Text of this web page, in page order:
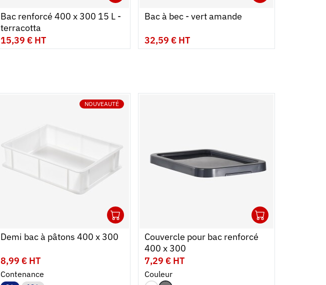
Bac renforcé 400 x 300 15 L -
terracotta
15,39 € HT
Bac à bec - vert amande
32,59 € HT
NOUVEAUTÉ
Demi bac à pâtons 400 x 300
8,99 € HT
Contenance
Couvercle pour bac renforcé
400 x 300
7,29 € HT
Couleur